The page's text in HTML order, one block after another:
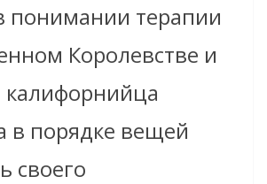
понимании терапии
Королевстве и
в порядке вещей
своего